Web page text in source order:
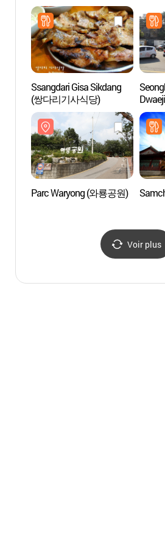
Ssangdari Gisa Sikdang
(쌍다리기사식당)
돼지
Parc Waryong (와룡공원)
Voir plus